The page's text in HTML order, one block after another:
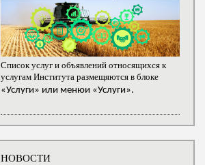
Список услуг и объявлений относящихся к
услугам Института размещяются в блоке
«Услуги» или менюи «Услуги».
НОВОСТИ